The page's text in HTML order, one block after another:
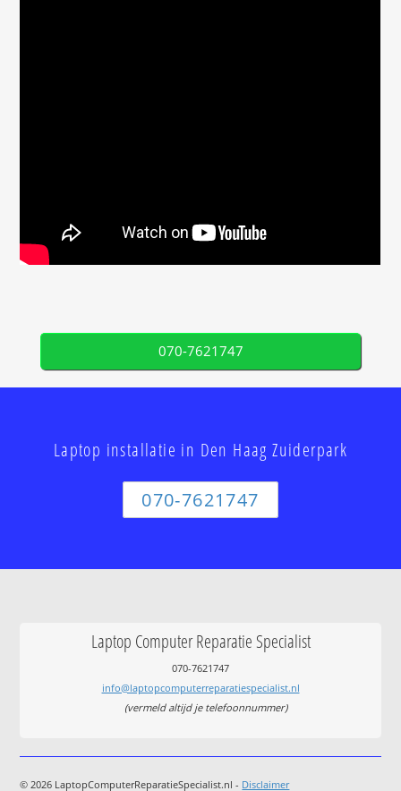
070-7621747
Laptop installatie in Den Haag Zuiderpark
070-7621747
Laptop Computer Reparatie Specialist
070-7621747
info@laptopcomputerreparatiespecialist.nl
(vermeld altijd je telefoonnummer)
© 2026 LaptopComputerReparatieSpecialist.nl - Disclaimer